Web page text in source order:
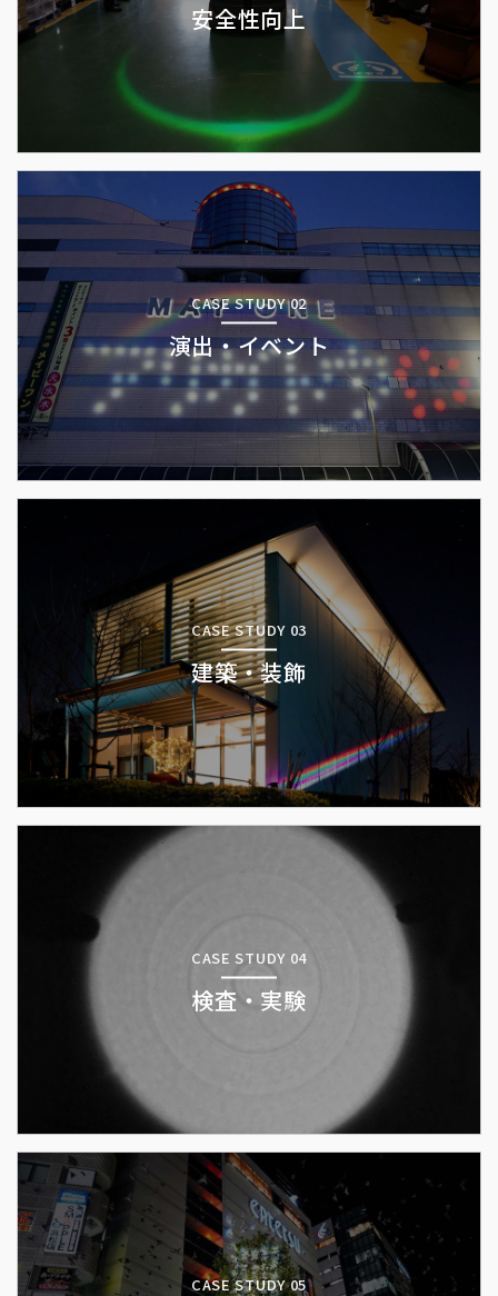
安全性向上
CASE STUDY 02
演出・イベント
CASE STUDY 03
建築・装飾
CASE STUDY 04
検査・実験
CASE STUDY 05